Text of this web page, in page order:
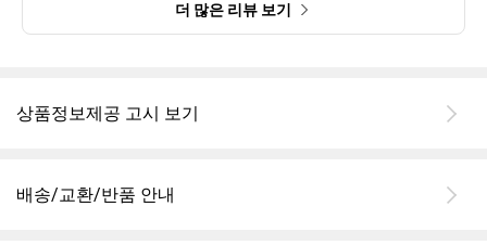
더 많은 리뷰 보기
상품정보제공 고시 보기
배송/교환/반품 안내